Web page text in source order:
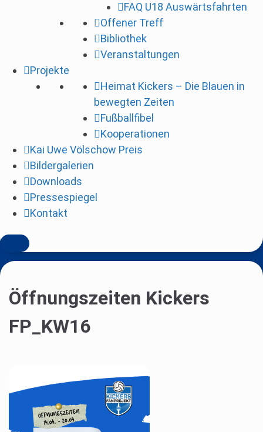
FAQ U18 Auswärtsfahrten
Offener Treff
Bibliothek
Veranstaltungen
Projekte
Heimat Kickers – Die Blauen in
bewegten Zeiten
Fußballfibel
Kooperationen
Kai Uwe Völschow Preis
Bildergalerien
Downloads
Pressespiegel
Kontakt
Öffnungszeiten Kickers
FP_KW16